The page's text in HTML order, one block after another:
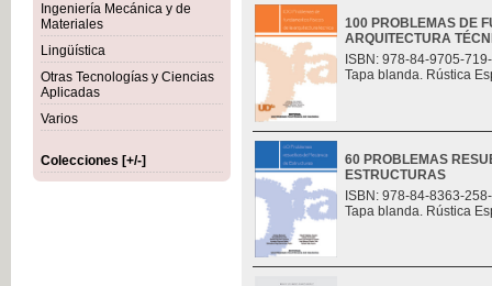
Ingeniería Mecánica y de
Materiales
Lingüística
Otras Tecnologías y Ciencias
Aplicadas
Varios
Colecciones [+/-]
100 PROBLEMAS DE
ARQUITECTURA
ISBN: 978-84-9705-
Tapa blanda. Rústica
60 PROBLEMAS
ESTRUCTURAS
ISBN: 978-84-8363-
Tapa blanda. Rústica